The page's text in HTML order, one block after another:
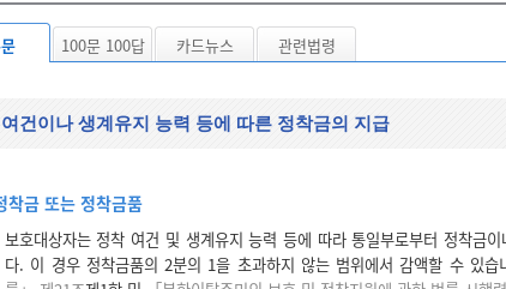
100문 100답 카드뉴스 관련법령
건이나 생계유지 능력 등에 따른 정착금의 지급
착금 또는 정착금품
보호대상자는 정착 여건 및 생계유지 능력 등에 따라 통일부로부터 정착금
다. 이 경우 정착금품의 2분의 1을 초과하지 않는 범위에서 감액할 수 있습